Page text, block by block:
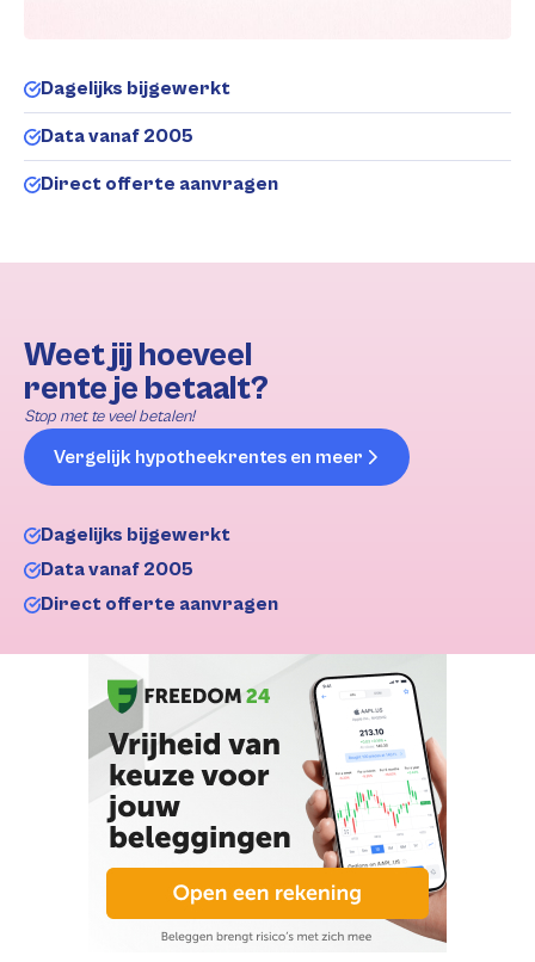
Dagelijks bijgewerkt
Data vanaf 2005
Direct offerte aanvragen
Weet jij hoeveel
rente je betaalt?
Stop met te veel betalen!
Vergelijk hypotheekrentes en meer
Dagelijks bijgewerkt
Data vanaf 2005
Direct offerte aanvragen